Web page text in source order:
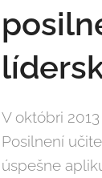
V októbri
Posilnení
úspešne